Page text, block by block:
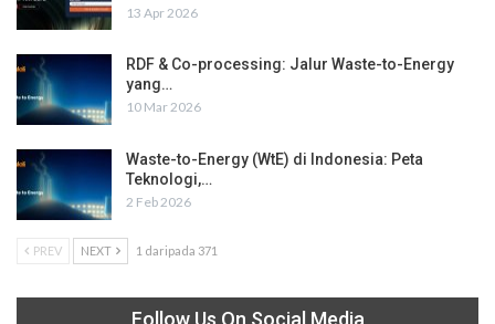
13 Apr 2026
RDF & Co-processing: Jalur Waste-to-Energy
yang…
10 Mar 2026
Waste-to-Energy (WtE) di Indonesia: Peta
Teknologi,…
2 Feb 2026
PREV NEXT 1 daripada 371
Follow Us On Social Media